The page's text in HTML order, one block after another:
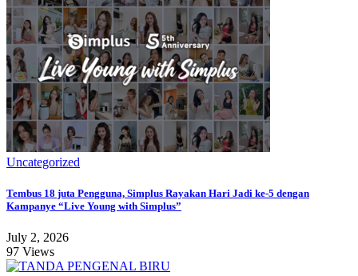
Uncategorized
Tembus 18 juta Pengguna, Simplus Rayakan Hari Jadi ke-5 dengan
Kampanye “Live Young with Simplus”
July 2, 2026
97 Views